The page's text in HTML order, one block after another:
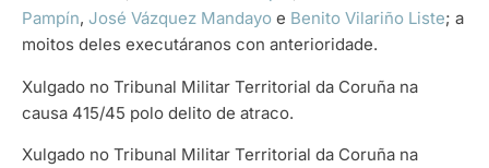
Pampín, José Vázquez Mandayo e Benito Vilariño Liste; a
moitos deles executáranos con anterioridade.
Xulgado no Tribunal Militar Territorial da Coruña na
causa 415/45 polo delito de atraco.
Xulgado no Tribunal Militar Territorial da Coruña na